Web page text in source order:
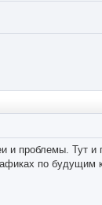
и проблемы. Тут и
по будущим